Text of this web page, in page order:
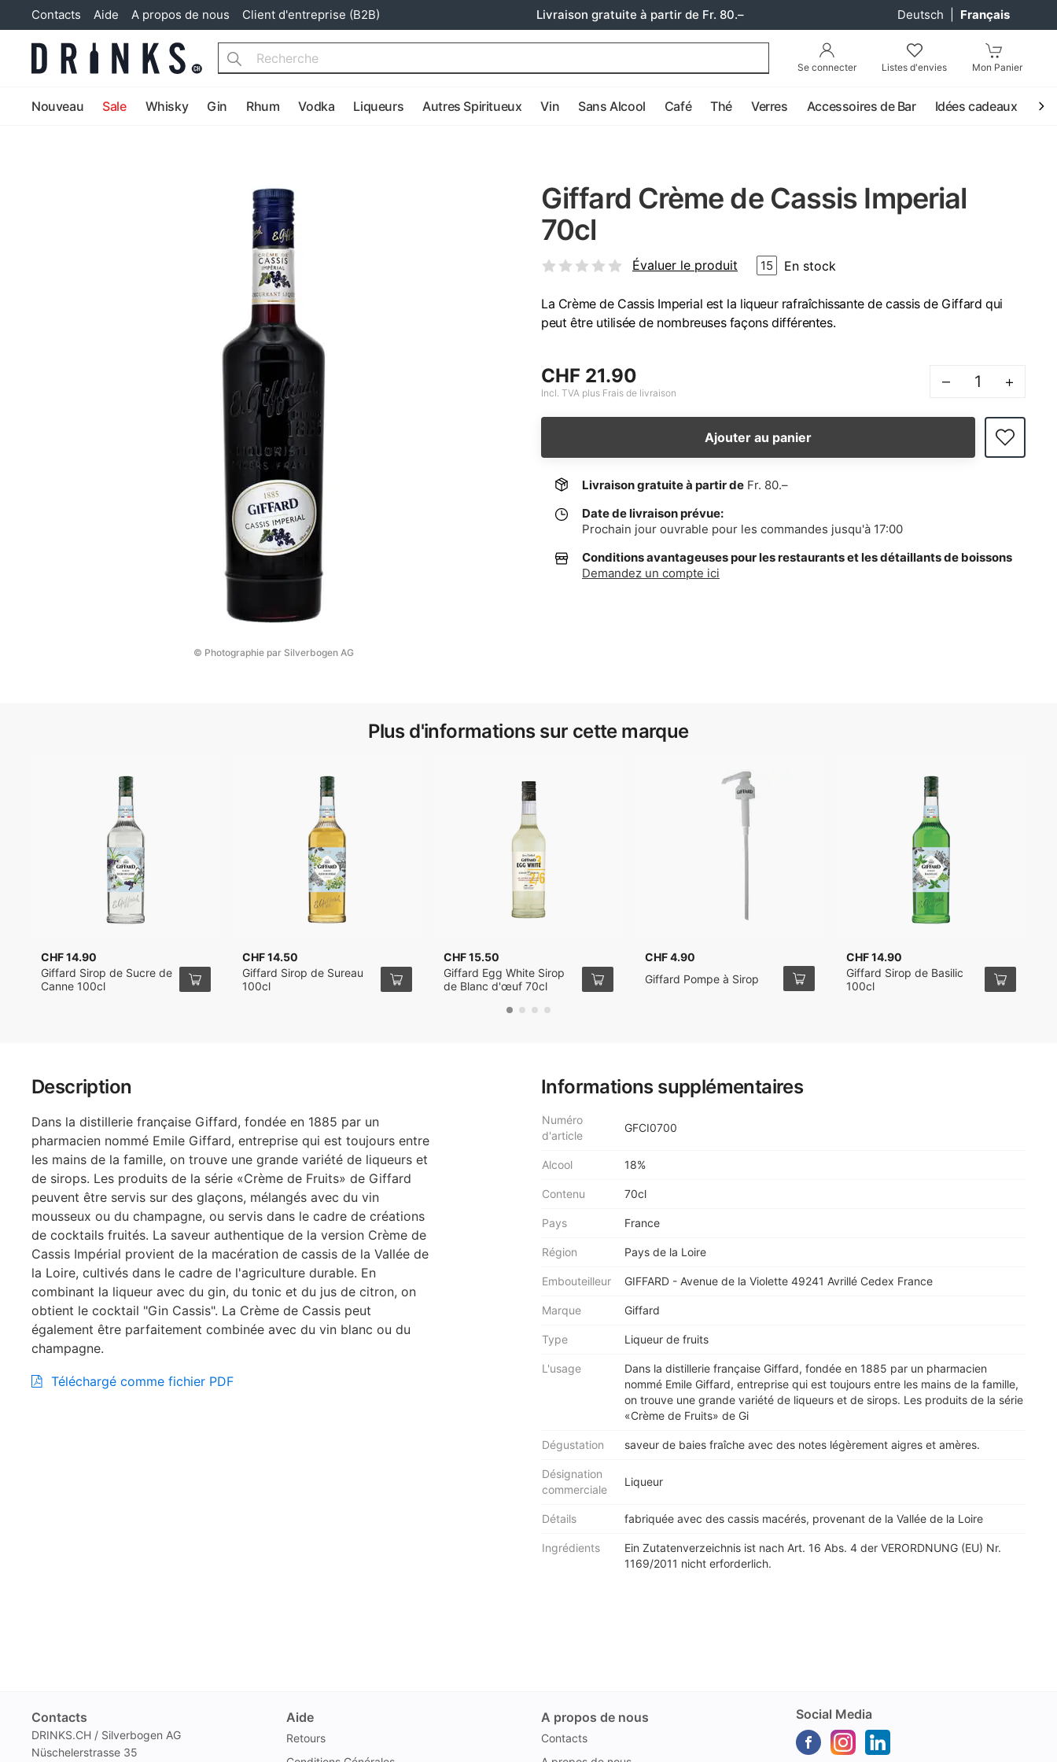
Contacts Aide A propos de nous Client d'entreprise (B2B) Livraison gratuite à partir de Fr. 80.– Deutsch Français
Se connecter Listes d'envies Mon Panier
Search
Nouveau Sale Whisky Gin Rhum Vodka Liqueurs Autres Spiritueux Vin Sans Alcool Café Thé Verres Accessoires de Bar Idées cadeaux
© Photographie par Silverbogen AG
Giffard Crème de Cassis Imperial
70cl
Évaluer le produit 15 En stock
La Crème de Cassis Imperial est la liqueur rafraîchissante de cassis de Giffard qui
peut être utilisée de nombreuses façons différentes.
CHF 21.90
Incl. TVA plus Frais de livraison
– +
Ajouter au panier
Livraison gratuite à partir de Fr. 80.–
Date de livraison prévue:
Prochain jour ouvrable pour les commandes jusqu'à 17:00
Conditions avantageuses pour les restaurants et les détaillants de boissons
Demandez un compte ici
Description
Dans la distillerie française Giffard, fondée en 1885 par un
pharmacien nommé Emile Giffard, entreprise qui est toujours entre
les mains de la famille, on trouve une grande variété de liqueurs et
de sirops. Les produits de la série «Crème de Fruits» de Giffard
peuvent être servis sur des glaçons, mélangés avec du vin
mousseux ou du champagne, ou servis dans le cadre de créations
de cocktails fruités. La saveur authentique de la version Crème de
Cassis Impérial provient de la macération de cassis de la Vallée de
la Loire, cultivés dans le cadre de l'agriculture durable. En
combinant la liqueur avec du gin, du tonic et du jus de citron, on
obtient le cocktail "Gin Cassis". La Crème de Cassis peut
également être parfaitement combinée avec du vin blanc ou du
champagne.
Téléchargé comme fichier PDF
Informations supplémentaires
Numéro
d'article
GFCI0700
Alcool 18%
Contenu 70cl
Pays France
Région Pays de la Loire
Embouteilleur GIFFARD - Avenue de la Violette 49241 Avrillé Cedex France
Marque Giffard
Type Liqueur de fruits
L'usage
Dans la distillerie française Giffard, fondée en 1885 par un pharmacien
nommé Emile Giffard, entreprise qui est toujours entre les mains de la famille,
on trouve une grande variété de liqueurs et de sirops. Les produits de la série
«Crème de Fruits» de Gi
Dégustation saveur de baies fraîche avec des notes légèrement aigres et amères.
Désignation
commerciale
Liqueur
Détails fabriquée avec des cassis macérés, provenant de la Vallée de la Loire
Ingrédients
Ein Zutatenverzeichnis ist nach Art. 16 Abs. 4 der VERORDNUNG (EU) Nr.
1169/2011 nicht erforderlich.
Plus d'informations sur cette marque
CHF 14.90
Giffard Sirop de Sucre de
Canne 100cl
CHF 14.50
Giffard Sirop de Sureau
100cl
CHF 15.50
Giffard Egg White Sirop
de Blanc d'œuf 70cl
CHF 4.90
Giffard Pompe à Sirop
CHF 14.90
Giffard Sirop de Basilic
100cl
Contacts
DRINKS.CH / Silverbogen AG
Nüschelerstrasse 35
Aide
Retours
A propos de nous
Contacts
Social Media